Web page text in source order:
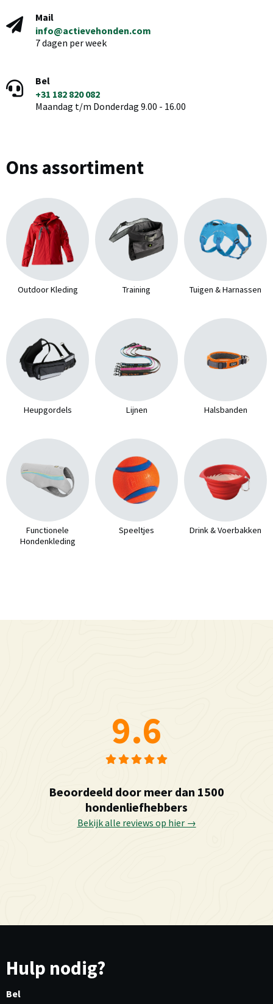
Mail
info@actievehonden.com
7 dagen per week
Bel
+31 182 820 082
Maandag t/m Donderdag 9.00 - 16.00
Ons assortiment
Outdoor Kleding Training Tuigen & Harnassen
Heupgordels Lijnen Halsbanden
Functionele
Hondenkleding
Speeltjes Drink & Voerbakken
9.6
Beoordeeld door meer dan 1500
hondenliefhebbers
Bekijk alle reviews op hier →
Hulp nodig?
Bel